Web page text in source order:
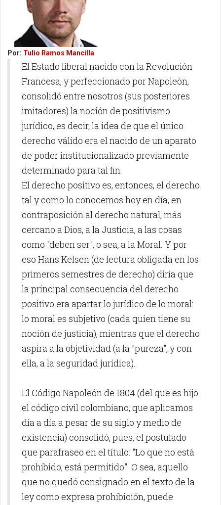
Por: Tulio Ramos Mancilla
El Estado liberal nacido con la Revolución
Francesa, y perfeccionado por Napoleón,
consolidó entre nosotros (sus posteriores
imitadores) la noción de positivismo
jurídico, es decir, la idea de que el único
derecho válido era el nacido de un aparato
de poder institucionalizado previamente
determinado para tal fin.
El derecho positivo es, entonces, el derecho
tal y como lo conocemos hoy en día, en
contraposición al derecho natural, más
cercano a Dios, a la Justicia, a las cosas
como "deben ser", o sea, a la Moral. Y por
eso Hans Kelsen (de lectura obligada en los
primeros semestres de derecho) diría que
la principal consecuencia del derecho
positivo era apartar lo jurídico de lo moral:
lo moral es subjetivo (cada quien tiene su
noción de justicia), mientras que el derecho
aspira a la objetividad (a la "pureza", y con
ella, a la seguridad jurídica).
El Código Napoleón de 1804 (del que es hijo
el código civil colombiano, que aplicamos
día a día a pesar de su siglo y medio de
existencia) consolidó, pues, el postulado
que parafraseo en el título: "Lo que no está
prohibido, está permitido". O sea, aquello
que no quedó consignado en el texto de la
ley como expresa prohibición, puede